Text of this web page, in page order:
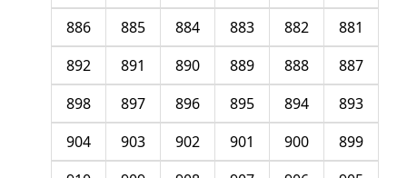
881
882
883
884
885
886
887
888
889
890
891
892
893
894
895
896
897
898
899
900
901
902
903
904